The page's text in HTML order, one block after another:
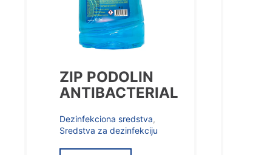
ZIP PODOLIN
ANTIBACTERIAL
Dezinfekciona sredstva,
Sredstva za dezinfekciju